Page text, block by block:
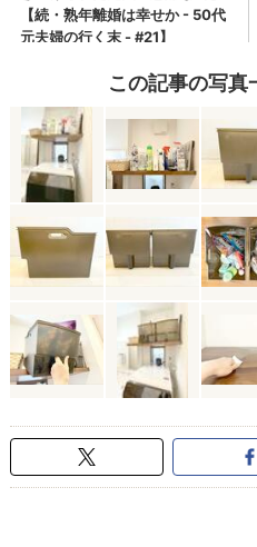
この記事の写真